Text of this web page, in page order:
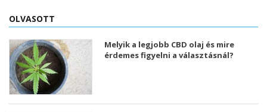
OLVASOTT
Melyik a legjobb CBD olaj és mire
érdemes figyelni a választásnál?